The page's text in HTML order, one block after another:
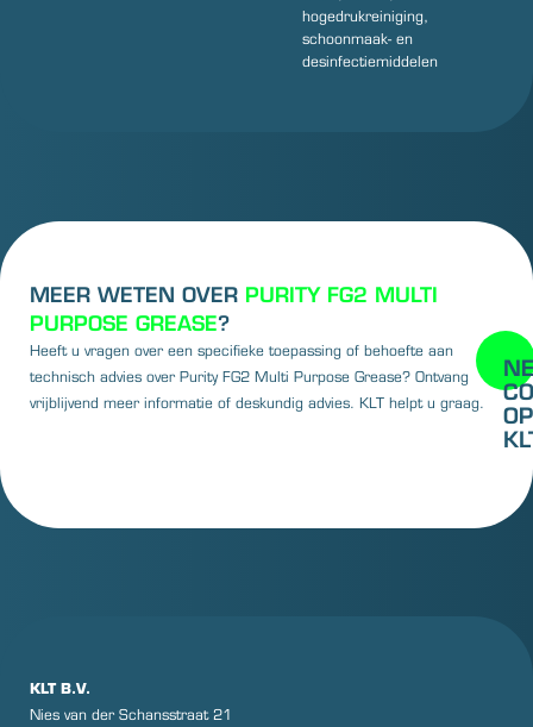
hogedrukreiniging,
schoonmaak- en
desinfectiemiddelen
MEER WETEN OVER PURITY FG2 MULTI
PURPOSE GREASE?
Heeft u vragen over een specifieke toepassing of behoefte aan
technisch advies over Purity FG2 Multi Purpose Grease? Ontvang
vrijblijvend meer informatie of deskundig advies. KLT helpt u graag.
KLT B.V.
Nies van der Schansstraat 21